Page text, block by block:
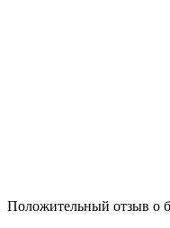
Положительный отзыв о